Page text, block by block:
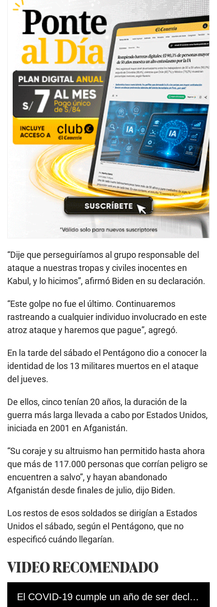
“Dije que perseguiríamos al grupo responsable del
ataque a nuestras tropas y civiles inocentes en
Kabul, y lo hicimos”, afirmó Biden en su declaración.
“Este golpe no fue el último. Continuaremos
rastreando a cualquier individuo involucrado en este
atroz ataque y haremos que pague”, agregó.
En la tarde del sábado el Pentágono dio a conocer la
identidad de los 13 militares muertos en el ataque
del jueves.
De ellos, cinco tenían 20 años, la duración de la
guerra más larga llevada a cabo por Estados Unidos,
iniciada en 2001 en Afganistán.
“Su coraje y su altruismo han permitido hasta ahora
que más de 117.000 personas que corrían peligro se
encuentren a salvo”, y hayan abandonado
Afganistán desde finales de julio, dijo Biden.
Los restos de esos soldados se dirigían a Estados
Unidos el sábado, según el Pentágono, que no
especificó cuándo llegarían.
VIDEO RECOMENDADO
El COVID-19 cumple un año de ser declarado como pandemia